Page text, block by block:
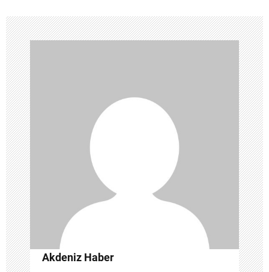
g
e
z
i
n
m
e
s
i
Akdeniz Haber